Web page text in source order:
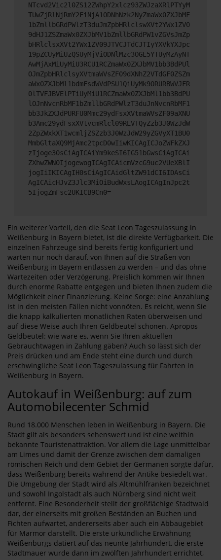
NTcvd2Vic2l0ZS12ZWhpY2xlcz93ZWJzaXRlPTYyM
TUwZjRlNjRmY2FiNjA1ODNhNzk2NyZmaWx0ZXJbMF
1bZmllbGRdPWlzT3duJmZpbHRlclswXVt2YWx1ZV0
9dHJ1ZSZmaWx0ZXJbMV1bZmllbGRdPW1vZGVsJmZp
bHRlclsxXVt2YWx1ZV09JTVCJTdCJTIyYXVkYXJpc
19pZCUyMiUzQSUyMjViODNlMzc3OGE5YTUyMzAyNT
AwMjAxMiUyMiU3RCU1RCZmaWx0ZXJbMV1bb3BdPUl
OJmZpbHRlclsyXVtmaWVsZF09dXNhZ2VTdGF0ZSZm
aWx0ZXJbMl1bdmFsdWVdPSU1QiUyMk9ORURBWVJFR
0lTVFJBVElPTiUyMiU1RCZmaWx0ZXJbMl1bb3BdPU
lOJnNvcnRbMF1bZmllbGRdPWlzT3duJnNvcnRbMF1
bb3JkZXJdPURFU0Mmc29ydFsxXVtmaWVsZF09aXNU
b3Amc29ydFsxXVtvcmRlcl09REVTQyZzb3J0WzJdW
2ZpZWxkXT1wcmljZSZzb3J0WzJdW29yZGVyXT1BU0
MmbGltaXQ9MjAmc2tpcD0wIiwKICAgICJoZWFkZXJ
zIjoge30sCiAgICAiYm9keSI6IG51bGwsCiAgICAi
ZXhwZWN0IjogewogICAgICAicmVzcG9uc2VUeXBlI
jogIiIKICAgIH0sCiAgICAidGltZW91dCI6IDAsCi
AgICAicHJvZ3Jlc3MiOiBudWxsLAogICAgInJpc2t
5IjogZmFsc2UKICB9Cn0=
Ein weiterer Vorteil, den die Seat Leon Tageszulassung in
Weißenburg in Bayern bietet, ist die direkte Verfügbarkeit. Die
einzelnen Fahrzeuge sind bereits fertig konfiguriert und
warten nur noch darauf, von Ihnen auf die Straßen von
Weißenburg in Bayern entlassen zu werden – und das ohne
Wartezeiten oder Verzögerung. Preislich kommen wir Ihnen
durch enorme Rabatte entgegen und bieten Ihnen zudem die
Möglichkeit einer Finanzierung. Keine Sorge: eine Anzahlung
ist in den meisten Fällen nicht vonnöten. Es reicht, wenn Sie
die knapp kalkulierten monatlichen Raten überweisen und
auf diese Weise auch Ihren Geldbeutel schonen. Apropos
Geldbeutel: wie wäre es, wenn Sie Ihren aktuellen
Gebrauchtwagen in Zahlung gäben? Auch so lässt sich der
Preis drücken und am Ende steht eine durch und durch
erschwingliche Seat Leon Tageszulassung für Fahrten in
Weißenburg in Bayern.
Autokauf in Weißenburg: auf zum
Automobilecenter Schmid
Rund 18.000 Menschen leben in Weißenburg in Bayern. Die
Stadt gilt als besonders sehenswert und ist eine weithin
bekannte Touristenattraktion. Vor allem die Lage unmittelbar
am Limes und damit der Grenze zwischen dem damaligen
römischen Reich und dem Gebiet der Germanen sorgte dafür,
dass Weißenburg bereits während der Antike besiedelt war.
Die Umgebung der Stadt wird als Altmühlfranken bezeichnet
und sowohl Ingolstadt als auch Nürnberg sind nicht weit
entfernt. Eine Besonderheit stellt der großflächige Stadtwald
dar, der einerseits mit großen Beständen an Buchen und
Fichten aufwartet, andererseits aber auch ein Abbaugebiet
für Marmor darstellt. Die erste urkundliche Erwähnung
Weißenburgs datiert auf das neunte Jahrhundert, die erste
Stadtmauer wurde dann im zwölften Jahrhundert errichtet,